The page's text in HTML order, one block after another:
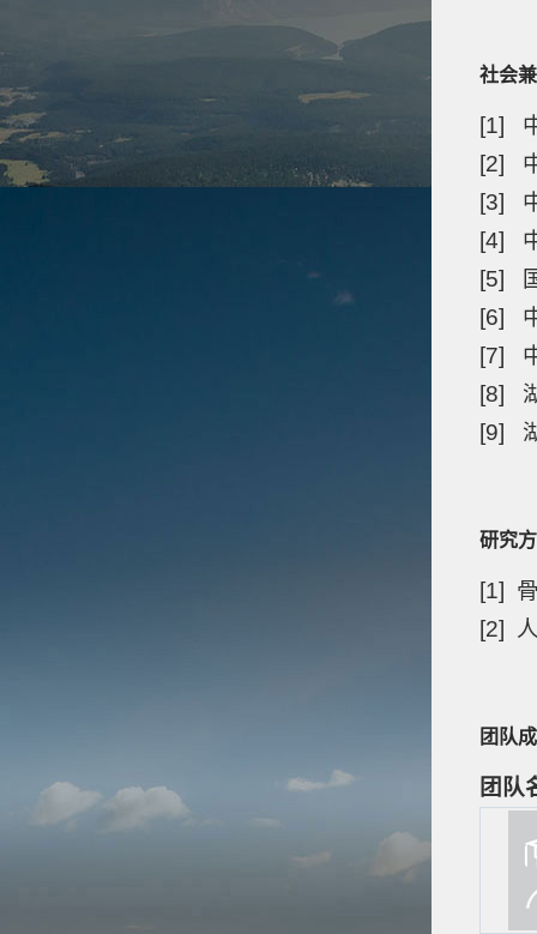
社会
[1]
[2]
[3]
[4]
[5]
[6]
[7]
[8]
[9]
研究
[1]
[2]
团队
团队